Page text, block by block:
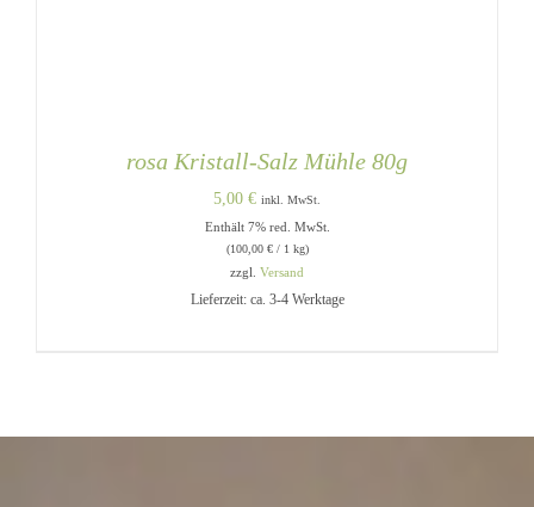
DETAILS
rosa Kristall-Salz Mühle 80g
5,00 € inkl. MwSt.
Enthält 7% red. MwSt.
(100,00 €/ 1 kg)
zzgl. Versand
Lieferzeit: ca. 3-4 Werktage